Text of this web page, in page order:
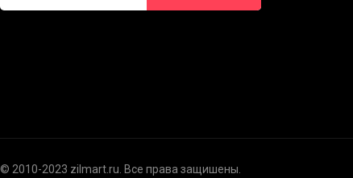
© 2010-2023 zilmart.ru. Все права защишены.